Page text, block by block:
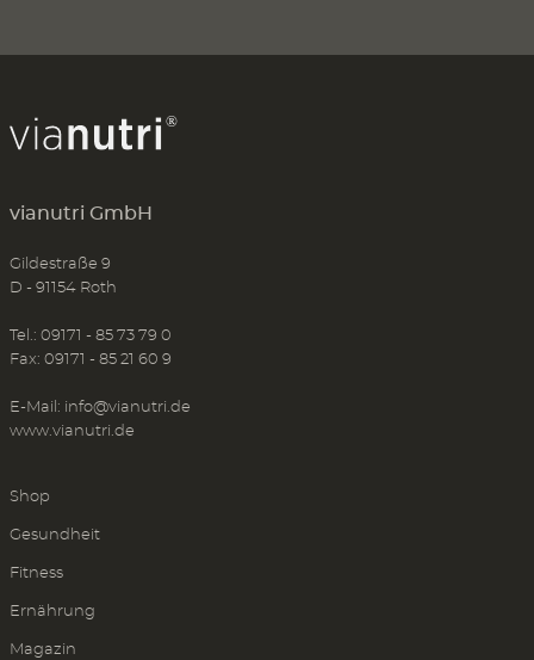
vianutri GmbH
Gildestraße 9
D - 91154 Roth
Tel.: 09171 - 85 73 79 0
Fax: 09171 - 85 21 60 9
E-Mail: info@vianutri.de
www.vianutri.de
Shop
Gesundheit
Fitness
Ernährung
Magazin